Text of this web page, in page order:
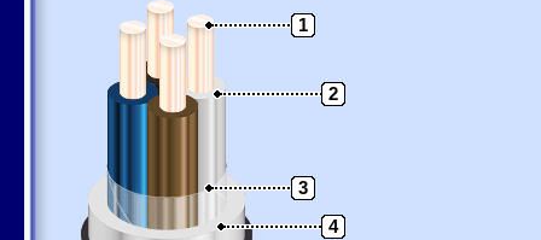
1
2
3
4